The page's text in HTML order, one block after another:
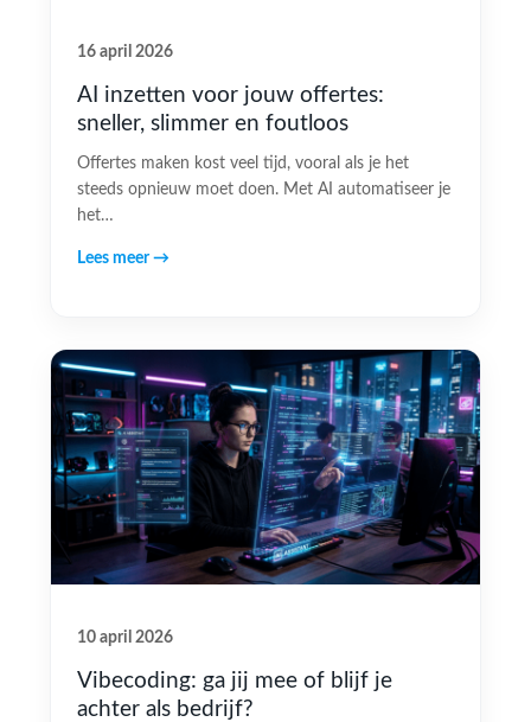
16 april 2026
AI inzetten voor jouw offertes:
sneller, slimmer en foutloos
Offertes maken kost veel tijd, vooral als je het
steeds opnieuw moet doen. Met AI automatiseer je
het…
Lees meer →
10 april 2026
Vibecoding: ga jij mee of blijf je
achter als bedrijf?